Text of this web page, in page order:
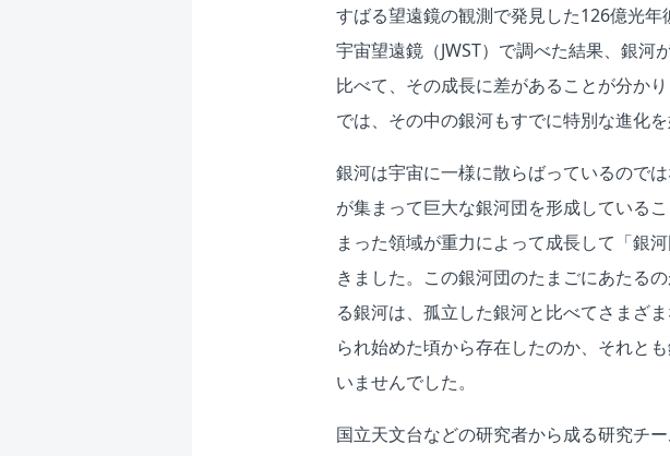
すばる望遠鏡の観測で発見した126億光
宇宙望遠鏡（JWST）で調べた結果、銀
比べて、その成長に差があることが分か
では、その中の銀河もすでに特別な進化
銀河は宇宙に一様に散らばっているので
が集まって巨大な銀河団を形成している
まった領域が重力によって成長して「銀
きました。この銀河団のたまごにあたる
る銀河は、孤立した銀河と比べてさまざ
られ始めた頃から存在したのか、それと
いませんでした。
国立天文台などの研究者から成る研究チ